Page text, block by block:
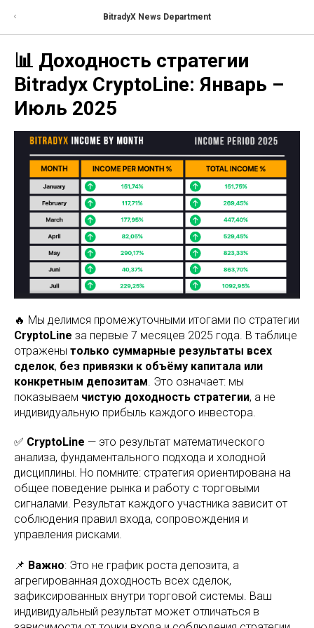
BitradyX News Department
📊 Доходность стратегии
Bitradyx CryptoLine: Январь –
Июль 2025
🔥 Мы делимся промежуточными итогами по стратегии
CryptoLine за первые 7 месяцев 2025 года. В таблице
отражены только суммарные результаты всех
сделок, без привязки к объёму капитала или
конкретным депозитам. Это означает: мы
показываем чистую доходность стратегии, а не
индивидуальную прибыль каждого инвестора.
✅ CryptoLine — это результат математического
анализа, фундаментального подхода и холодной
дисциплины. Но помните: стратегия ориентирована на
общее поведение рынка и работу с торговыми
сигналами. Результат каждого участника зависит от
соблюдения правил входа, сопровождения и
управления рисками.
📌 Важно: Это не график роста депозита, а
агрегированная доходность всех сделок,
зафиксированных внутри торговой системы. Ваш
индивидуальный результат может отличаться в